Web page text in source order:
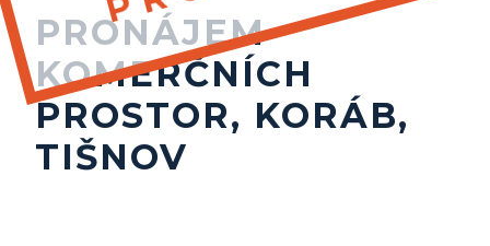
PRONÁJEM
KOMERČNÍCH
PROSTOR, KORÁB,
TIŠNOV